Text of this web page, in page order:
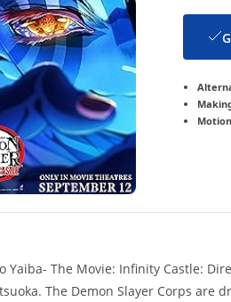
Yaiba- The Movie: Infinity Castle:
The Demon Slayer Corps are